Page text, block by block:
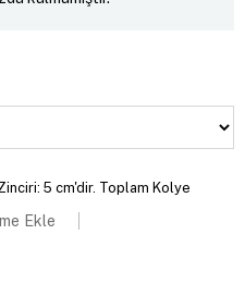
5 cm'dir. Toplam Kolye
Ekle